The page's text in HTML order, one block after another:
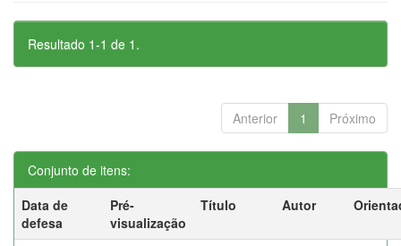
Resultado 1-1 de 1.
Anterior 1 Próximo
Conjunto de itens:
Data de
defesa
Pré-
visualização
Título Autor